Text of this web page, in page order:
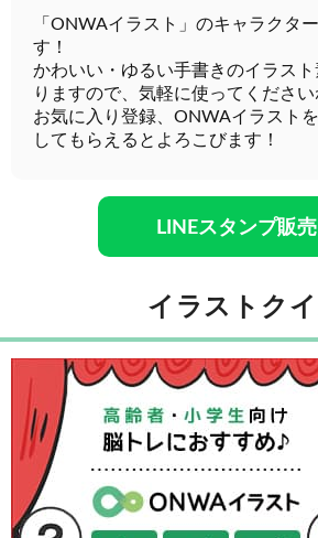
「ONWAイラスト」のキャラクタ
す！
かわいい・ゆるい手書きのイラス
りますので、気軽に使ってください
お気に入り登録、ONWAイラスト
してもらえるとよろこびます！
LINEスタンプ販
イラストク